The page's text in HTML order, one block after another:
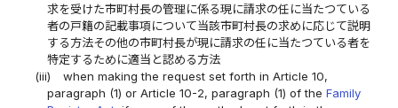
求を受けた市町村長の管理に係る現に請求の任に当たつている
者の戸籍の記載事項について当該市町村長の求めに応じて説明
する方法その他の市町村長が現に請求の任に当たつている者を
特定するために適当と認める方法
(iii)
when making the request set forth in Article 10,
paragraph (1) or Article 10-2, paragraph (1) of the Family